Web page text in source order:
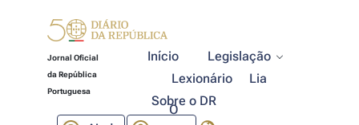
Jornal Oficial
da República
Portuguesa
Início
Legislação
Lexionário
Lia
Sobre o DR
O